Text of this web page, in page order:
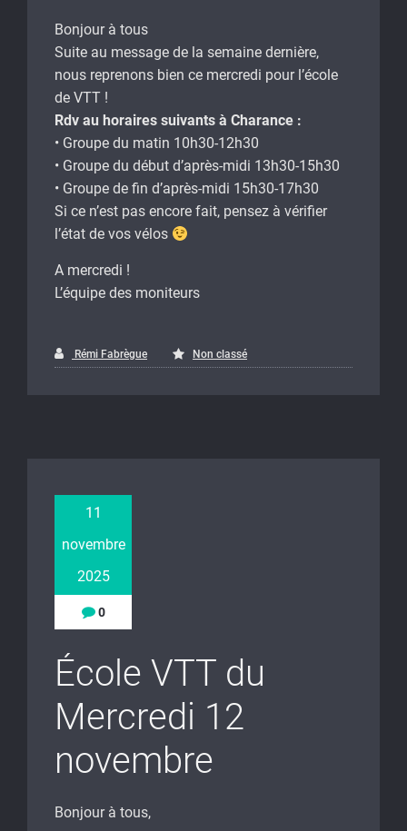
Bonjour à tous
Suite au message de la semaine dernière,
nous reprenons bien ce mercredi pour l’école
de VTT !
Rdv au horaires suivants à Charance :
•⁠ ⁠Groupe du matin 10h30-12h30
•⁠ ⁠Groupe du début d’après-midi 13h30-15h30
•⁠ ⁠Groupe de fin d’après-midi 15h30-17h30
Si ce n’est pas encore fait, pensez à vérifier
l’état de vos vélos
A mercredi !
L’équipe des moniteurs
Rémi Fabrègue Non classé
11
novembre
2025
0
École VTT du
Mercredi 12
novembre
Bonjour à tous,